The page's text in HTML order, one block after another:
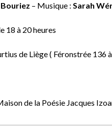
– Musique :Sarah
18 à 20 heures
de Liège ( Féronstrée 136
de la Poésie Jacques